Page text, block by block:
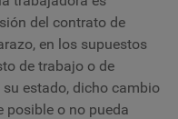
del contrato de
en los supuestos
de trabajo o de
estado, dicho cambio
posible o no pueda